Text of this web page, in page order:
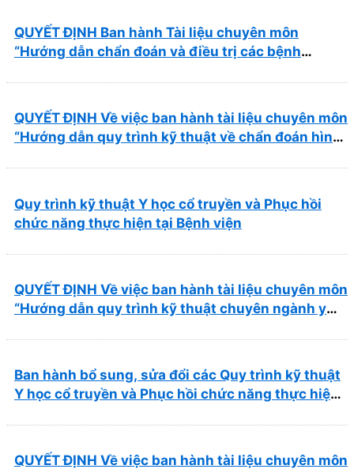
QUYẾT ĐỊNH Ban hành Tài liệu chuyên môn
“Hướng dẫn chẩn đoán và điều trị các bệnh
QUYẾT ĐỊNH Về việc ban hành tài liệu chuyên môn
“Hướng dẫn quy trình kỹ thuật về chẩn đoán hình
Quy trình kỹ thuật Y học cổ truyền và Phục hồi
chức năng thực hiện tại Bệnh viện
QUYẾT ĐỊNH Về việc ban hành tài liệu chuyên môn
“Hướng dẫn quy trình kỹ thuật chuyên ngành y
Ban hành bổ sung, sửa đổi các Quy trình kỹ thuật
Y học cổ truyền và Phục hồi chức năng thực hiện
QUYẾT ĐỊNH Về việc ban hành tài liệu chuyên môn